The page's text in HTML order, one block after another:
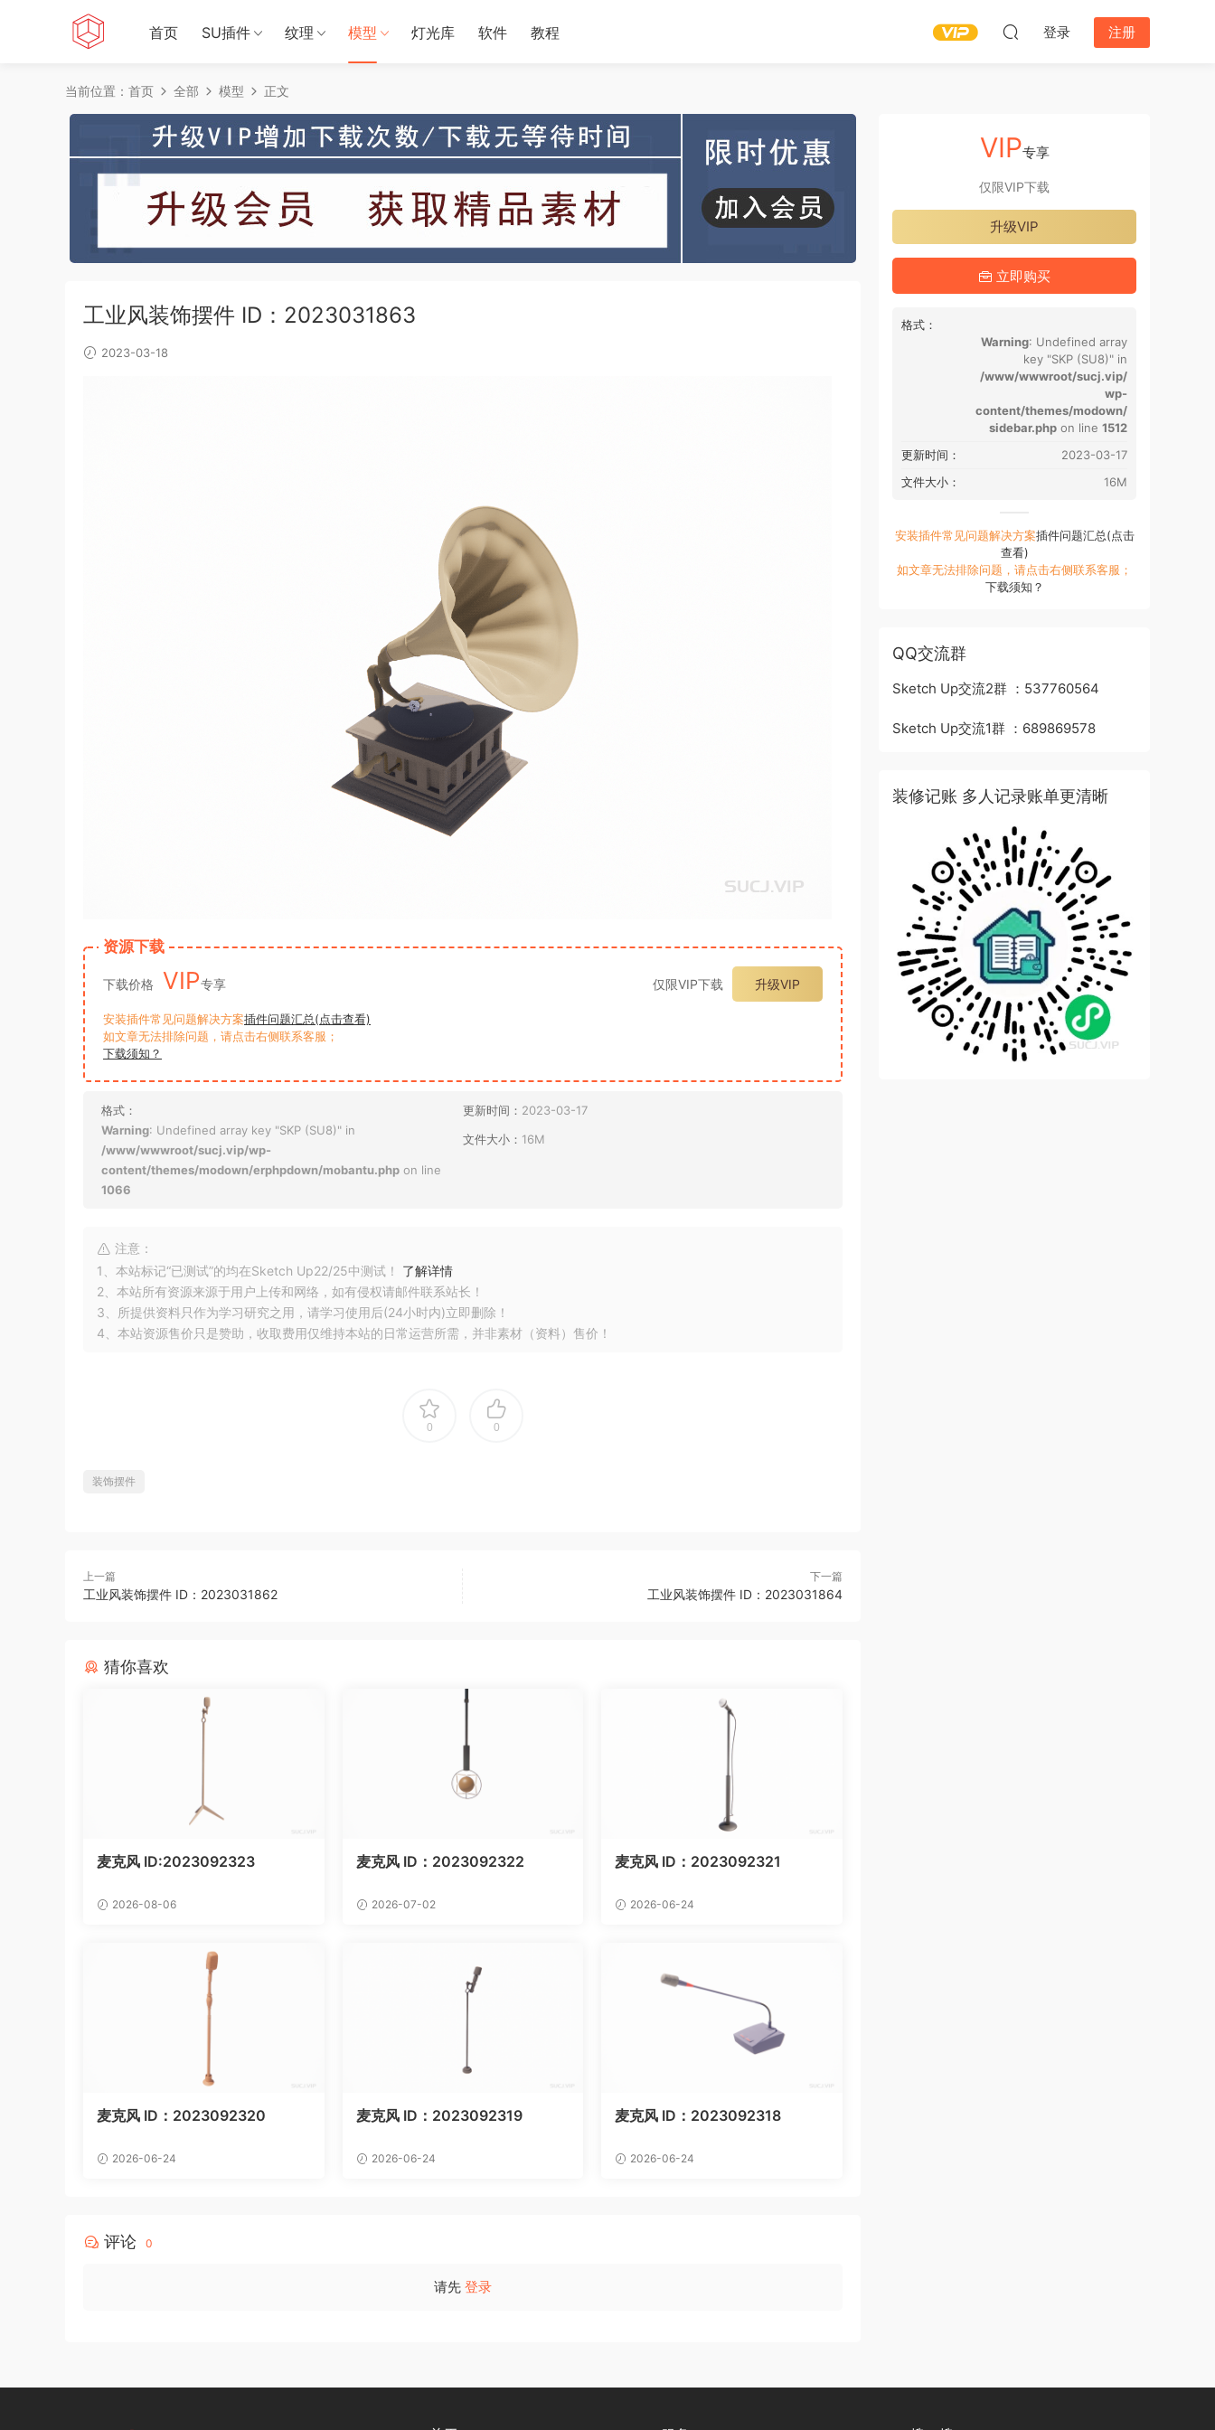
首页 SU插件 纹理 模型 灯光库 软件 教程 登录 注册
当前位置： 首页 全部 模型 正文
工业风装饰摆件 ID：2023031863
2023-03-18
资源下载
下载价格 VIP专享 仅限VIP下载 升级VIP
安装插件常见问题解决方案插件问题汇总(点击查看)
如文章无法排除问题，请点击右侧联系客服；
下载须知？
格式：
Warning: Undefined array key "SKP (SU8)" in
/www/wwwroot/sucj.vip/wp-
content/themes/modown/erphpdown/mobantu.php on line
1066
更新时间： 2023-03-17
文件大小： 16M
注意：
1、本站标记“已测试”的均在Sketch Up22/25中测试！ 了解详情
2、本站所有资源来源于用户上传和网络，如有侵权请邮件联系站长！
3、所提供资料只作为学习研究之用，请学习使用后(24小时内)立即删除！
4、本站资源售价只是赞助，收取费用仅维持本站的日常运营所需，并非素材（资料）售价！
0 0
装饰摆件
上一篇
工业风装饰摆件 ID：2023031862
下一篇
工业风装饰摆件 ID：2023031864
猜你喜欢
麦克风 ID:2023092323
2026-08-06
麦克风 ID：2023092322
2026-07-02
麦克风 ID：2023092321
2026-06-24
麦克风 ID：2023092320
2026-06-24
麦克风 ID：2023092319
2026-06-24
麦克风 ID：2023092318
2026-06-24
评论 0
请先 登录
VIP专享
仅限VIP下载
升级VIP
立即购买
格式：
Warning: Undefined array
key "SKP (SU8)" in
/www/wwwroot/sucj.vip/
wp-
content/themes/modown/
sidebar.php on line 1512
更新时间：
2023-03-17
文件大小：
16M
安装插件常见问题解决方案插件问题汇总(点击
查看)
如文章无法排除问题，请点击右侧联系客服；
下载须知？
QQ交流群
Sketch Up交流2群 ：537760564
Sketch Up交流1群 ：689869578
装修记账 多人记录账单更清晰